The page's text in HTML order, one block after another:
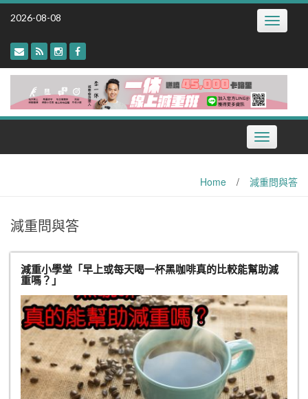
Skip
2026-08-08 Toggle
Toggle
navigation
Home / 減重問與答
減重問與答
減重小學堂「早上或每天喝一杯黑咖啡真的比較能幫助減
重嗎？」